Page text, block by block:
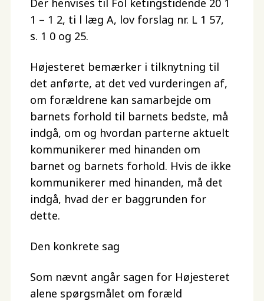
Der henvises til Fol ketingstidende 20 1
1 – 1 2, ti l læg A, lov forslag nr. L 1 57,
s. 1 0 og 25.
Højesteret bemærker i tilknytning til
det anførte, at det ved vurderingen af,
om forældrene kan samarbejde om
barnets forhold til barnets bedste, må
indgå, om og hvordan parterne aktuelt
kommunikerer med hinanden om
barnet og barnets forhold. Hvis de ikke
kommunikerer med hinanden, må det
indgå, hvad der er baggrunden for
dette.
Den konkrete sag
Som nævnt angår sagen for Højesteret
alene spørgsmålet om foræld